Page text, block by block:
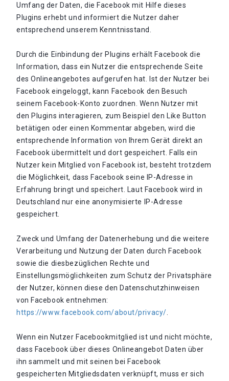
Umfang der Daten, die Facebook mit Hilfe dieses
Plugins erhebt und informiert die Nutzer daher
entsprechend unserem Kenntnisstand.
Durch die Einbindung der Plugins erhält Facebook die
Information, dass ein Nutzer die entsprechende Seite
des Onlineangebotes aufgerufen hat. Ist der Nutzer bei
Facebook eingeloggt, kann Facebook den Besuch
seinem Facebook-Konto zuordnen. Wenn Nutzer mit
den Plugins interagieren, zum Beispiel den Like Button
betätigen oder einen Kommentar abgeben, wird die
entsprechende Information von Ihrem Gerät direkt an
Facebook übermittelt und dort gespeichert. Falls ein
Nutzer kein Mitglied von Facebook ist, besteht trotzdem
die Möglichkeit, dass Facebook seine IP-Adresse in
Erfahrung bringt und speichert. Laut Facebook wird in
Deutschland nur eine anonymisierte IP-Adresse
gespeichert.
Zweck und Umfang der Datenerhebung und die weitere
Verarbeitung und Nutzung der Daten durch Facebook
sowie die diesbezüglichen Rechte und
Einstellungsmöglichkeiten zum Schutz der Privatsphäre
der Nutzer, können diese den Datenschutzhinweisen
von Facebook entnehmen:
https://www.facebook.com/about/privacy/
Wenn ein Nutzer Facebookmitglied ist und nicht möchte,
dass Facebook über dieses Onlineangebot Daten über
ihn sammelt und mit seinen bei Facebook
gespeicherten Mitgliedsdaten verknüpft, muss er sich